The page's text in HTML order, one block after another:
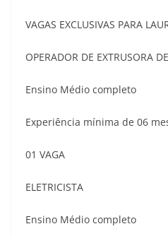
VAGAS EXCLUSIVAS PARA
OPERADOR DE EXTRUSORA
Ensino Médio completo
Experiência mínima de 06
01 VAGA
ELETRICISTA
Ensino Médio completo